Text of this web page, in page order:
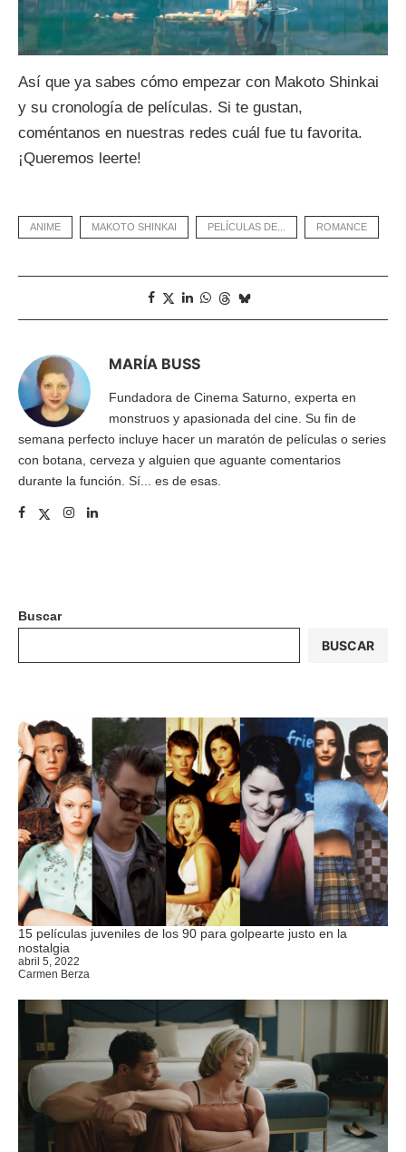
Así que ya sabes cómo empezar con Makoto Shinkai
y su cronología de películas. Si te gustan,
coméntanos en nuestras redes cuál fue tu favorita.
¡Queremos leerte!
ANIME MAKOTO SHINKAI PELÍCULAS DE... ROMANCE
MARÍA BUSS
Fundadora de Cinema Saturno, experta en
monstruos y apasionada del cine. Su fin de
semana perfecto incluye hacer un maratón de películas o series
con botana, cerveza y alguien que aguante comentarios
durante la función. Sí... es de esas.
Buscar
BUSCAR
15 películas juveniles de los 90 para golpearte justo en la
nostalgia
abril 5, 2022
Carmen Berza